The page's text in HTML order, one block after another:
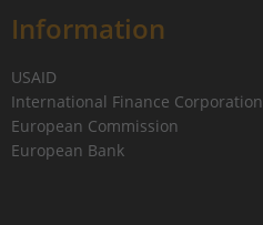
Information
USAID
International Finance Corporation
European Commission
European Bank